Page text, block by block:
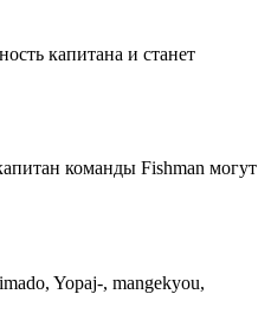
капитана и станет
команды Fishman могут
Yopaj-, mangekyou,